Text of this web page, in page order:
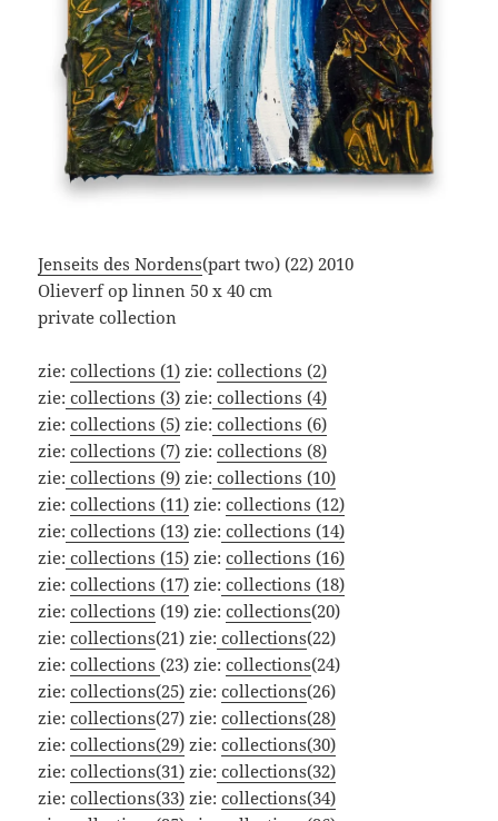
Jenseits des Nordens(part two) (22) 2010
Olieverf op linnen 50 x 40 cm
private collection
zie:collections (1) zie:collections (2)
zie: collections (3) zie: collections (4)
zie:collections (5) zie: collections (6)
zie:collections (7) zie:collections (8)
zie: collections (9) zie: collections (10)
zie:collections (11) zie:collections (12)
zie: collections (13) zie: collections (14)
zie: collections (15) zie:collections (16)
zie:collections (17) zie: collections (18)
zie:collections (19) zie:collections(20)
zie:collections(21) zie: collections(22)
zie:collections(23) zie:collections(24)
zie:collections(25) zie:collections(26)
zie:collections(27) zie:collections(28)
zie:collections(29) zie:collections(30)
zie:collections(31) zie: collections(32)
zie:collections(33) zie:collections(34)